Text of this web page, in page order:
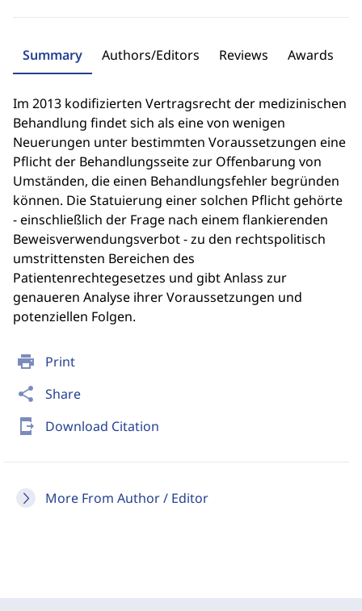
print Print
share Share
send_to_mobile Download Citation
More From Author / Editor
Summary Authors/Editors Reviews Awards
Im 2013 kodifizierten Vertragsrecht der medizinischen
Behandlung findet sich als eine von wenigen
Neuerungen unter bestimmten Voraussetzungen eine
Pflicht der Behandlungsseite zur Offenbarung von
Umständen, die einen Behandlungsfehler begründen
können. Die Statuierung einer solchen Pflicht gehörte
- einschließlich der Frage nach einem flankierenden
Beweisverwendungsverbot - zu den rechtspolitisch
umstrittensten Bereichen des
Patientenrechtegesetzes und gibt Anlass zur
genaueren Analyse ihrer Voraussetzungen und
potenziellen Folgen.